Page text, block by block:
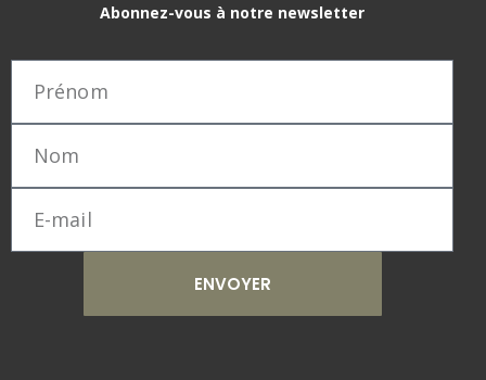
Abonnez-vous à notre newsletter
ENVOYER